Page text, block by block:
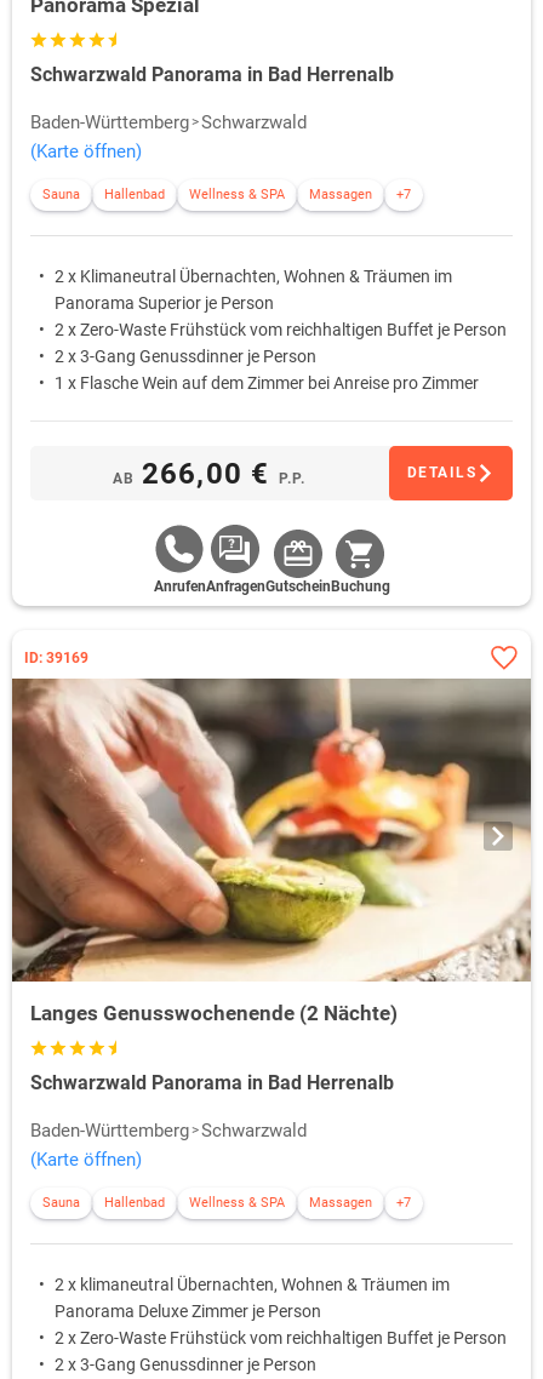
Panorama Spezial
Schwarzwald Panorama in Bad Herrenalb
Baden-Württemberg Schwarzwald
(Karte öffnen)
Sauna Hallenbad Wellness & SPA Massagen +7
2 x Klimaneutral Übernachten, Wohnen & Träumen im
Panorama Superior je Person
2 x Zero-Waste Frühstück vom reichhaltigen Buffet je Person
2 x 3-Gang Genussdinner je Person
1 x Flasche Wein auf dem Zimmer bei Anreise pro Zimmer
AB 266,00 € P.P. DETAILS
AnrufenAnfragenGutschein Buchung
ID: 39169
Langes Genusswochenende (2 Nächte)
Schwarzwald Panorama in Bad Herrenalb
Baden-Württemberg Schwarzwald
(Karte öffnen)
Sauna Hallenbad Wellness & SPA Massagen +7
2 x klimaneutral Übernachten, Wohnen & Träumen im
Panorama Deluxe Zimmer je Person
2 x Zero-Waste Frühstück vom reichhaltigen Buffet je Person
2 x 3-Gang Genussdinner je Person